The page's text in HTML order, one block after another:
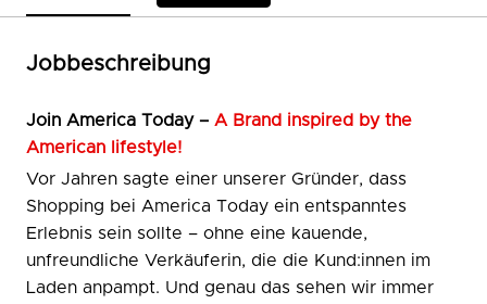
Jobbeschreibung
Join America Today – A Brand inspired by the
American lifestyle!
Vor Jahren sagte einer unserer Gründer, dass
Shopping bei America Today ein entspanntes
Erlebnis sein sollte – ohne eine kauende,
unfreundliche Verkäuferin, die die Kund:innen im
Laden anpampt. Und genau das sehen wir immer